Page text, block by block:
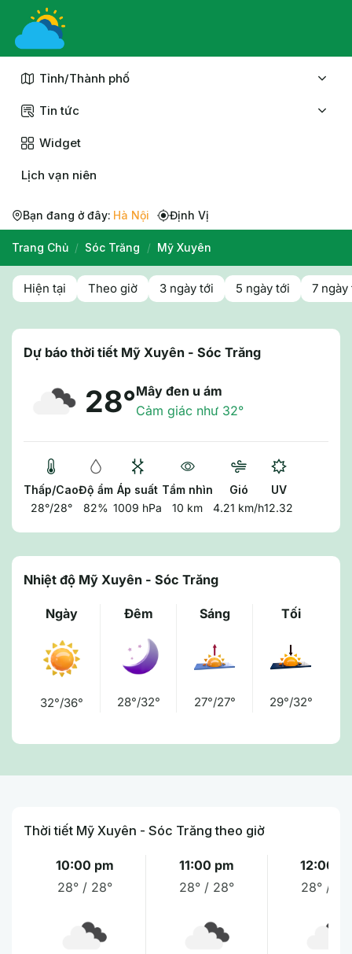
Chuyển
nội
Tỉnh/Thành phố
Tin tức
Widget
Lịch vạn niên
Bạn đang ở đây: Hà Nội Định Vị
Trang Chủ / Sóc Trăng / Mỹ Xuyên
Hiện tại Theo giờ 3 ngày tới 5 ngày tới 7 ngày
Dự báo thời tiết Mỹ Xuyên - Sóc Trăng
28°Mây đen u ám
Cảm giác như 32°
Thấp/Cao
28°/28°
Độ ẩm
82%
Áp suất
1009 hPa
Tầm nhìn
10 km
Gió
4.21 km/h
UV
12.32
Nhiệt độ Mỹ Xuyên - Sóc Trăng
Ngày
32°/36°
Đêm
28°/32°
Sáng
27°/27°
Tối
29°/32°
Thời tiết Mỹ Xuyên - Sóc Trăng theo giờ
10:00 pm
28° / 28°
11:00 pm
28° / 28°
12:00
28° /